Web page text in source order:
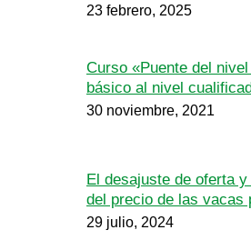
23 febrero, 2025
Curso «Puente del
básico al nivel
30 noviembre, 2021
El desajuste de oferta
del precio de las vacas
29 julio, 2024